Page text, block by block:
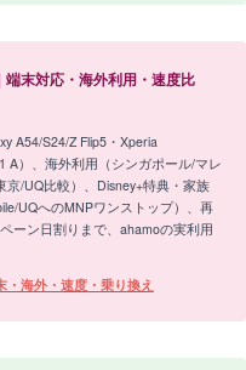
末対応・海外利用・速度比
A54/S24/Z Flip5・Xperia
A）、海外利用（シンガポール/マレ
/UQ比較）、Disney+特典・家族
UQへのMNPワンストップ）、再
ーン日割りまで、ahamoの実利用
海外・速度・乗り換え